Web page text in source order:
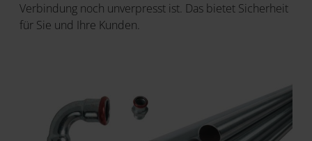
Verbindung noch unverpresst ist. Das bietet Sicherheit
für Sie und Ihre Kunden.